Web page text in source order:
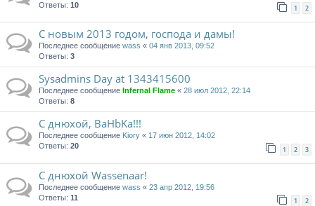
Ответы: 10 1 2
С новым 2013 годом, господа и дамы!
Последнее сообщение wass « 04 янв 2013, 09:52
Ответы: 3
Sysadmins Day at 1343415600
Последнее сообщение Infernal Flame « 28 июл 2012, 22:14
Ответы: 8
С днюхой, BaHbKa!!!
Последнее сообщение Kiory « 17 июн 2012, 14:02
Ответы: 20 1 2 3
С днюхой Wassenaar!
Последнее сообщение wass « 23 апр 2012, 19:56
Ответы: 11 1 2